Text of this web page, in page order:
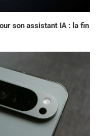
son assistant IA : la fin